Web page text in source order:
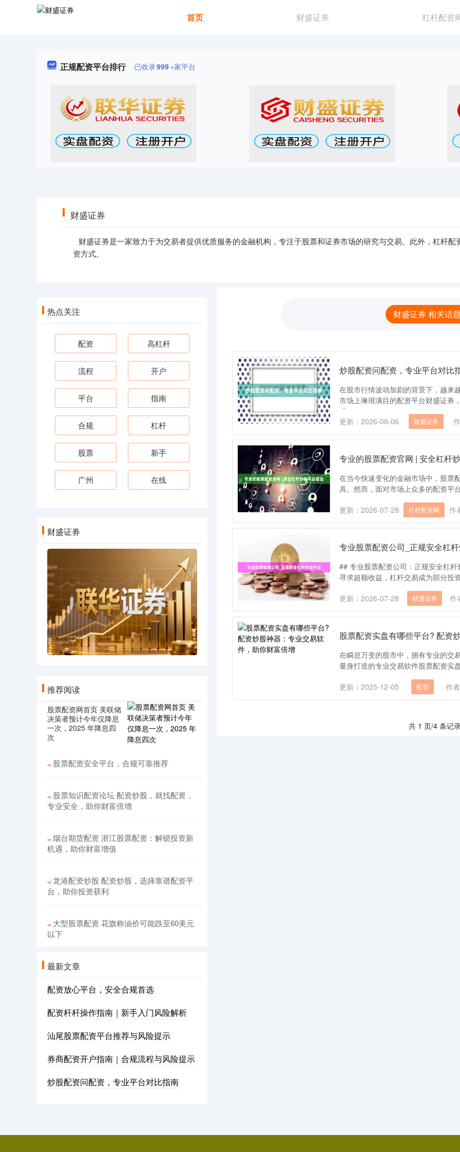
首页 财盛证券 杠杆配资
正规配资平台排行 已收录999+家平台
财盛证券
财盛证券是一家致力于为交易者提供优质服务的金融机构，专注于股票和证券市场的研究与交易。此外，杠杆
资方式。
财盛证券 相关话
炒股配资问配资，专业平台对比
在股市行情波动加剧的背景下，越来
市场上琳琅满目的配资平台财盛证券
成....
更新：2026-08-06
财盛证券
专业的股票配资官网 | 安全杠杆
在当今快速变化的金融市场中，股票
具。然而，面对市场上众多的配资平
更新：2026-07-28 杠杆配资网 作
专业股票配资公司_正规安全杠
## 专业股票配资公司：正规安全杠
寻求超额收益，杠杆交易成为部分投
更新：2026-07-28 财盛证券 作
股票配资实盘有哪些平台? 配资
在瞬息万变的股市中，拥有专业的交
量身打造的专业交易软件股票配资实
更新：2025-12-05 配资 作
共 1 页/4 条记
热点关注
配资 高杠杆
流程 开户
平台 指南
合规 杠杆
股票 新手
广州 在线
财盛证券
推荐阅读
股票配资网首页 美联储
决策者预计今年仅降息
一次，2025 年降息四
次
股票配资安全平台，合规可靠推荐
股票知识配资论坛 配资炒股，就找配资，
专业安全，助你财富倍增
烟台期货配资 浙江股票配资：解锁投资新
机遇，助你财富增值
龙港配资炒股 配资炒股，选择靠谱配资平
台，助你投资获利
大型股票配资 花旗称油价可能跌至60美元
以下
最新文章
配资放心平台，安全合规首选
配资杆杆操作指南｜新手入门风险解析
汕尾股票配资平台推荐与风险提示
券商配资开户指南｜合规流程与风险提示
炒股配资问配资，专业平台对比指南